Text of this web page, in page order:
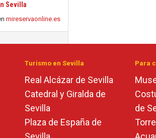
Sevilla
mireservaonline.es
Turismo en Sevilla
Real Alcázar de Sevilla
Catedral y Giralda de
Sevilla
Plaza de España de
Para
de